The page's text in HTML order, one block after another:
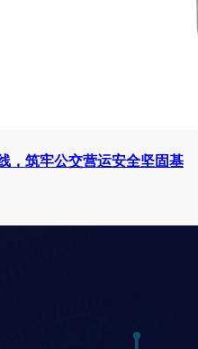
，筑牢公交营运安全坚固基